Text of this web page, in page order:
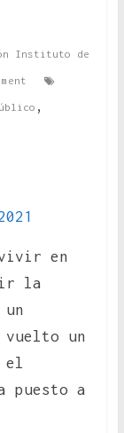
Instituto de
,
en
la
un
el
puesto a